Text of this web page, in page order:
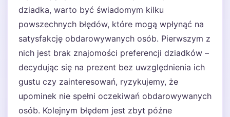
dziadka, warto być świadomym kilku
powszechnych błędów, które mogą wpłynąć na
satysfakcję obdarowywanych osób. Pierwszym z
nich jest brak znajomości preferencji dziadków –
decydując się na prezent bez uwzględnienia ich
gustu czy zainteresowań, ryzykujemy, że
upominek nie spełni oczekiwań obdarowywanych
osób. Kolejnym błędem jest zbyt późne